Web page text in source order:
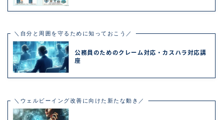
＼自分と周囲を守るために知っておこう／
公務員のためのクレーム対応・カスハラ対応講
座
＼ウェルビーイング改善に向けた新たな動き／